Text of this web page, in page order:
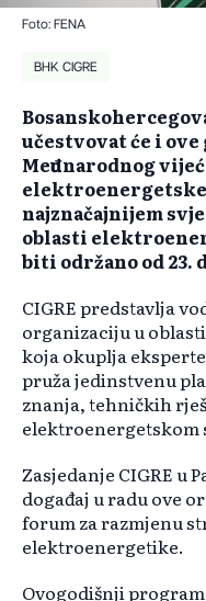
Foto: FENA
BHK CIGRE
učestvovat će i ove
Međunarodnog
elektroenergetske
najznačajnijem
oblasti
biti održano od 23.
CIGRE predstavlja
organizaciju u
koja okuplja
pruža jedinstvenu
znanja, tehničkih
elektroenergetskom
Zasjedanje CIGRE u
događaj u radu ove
forum za razmjenu
elektroenergetike.
Ovogodišnji